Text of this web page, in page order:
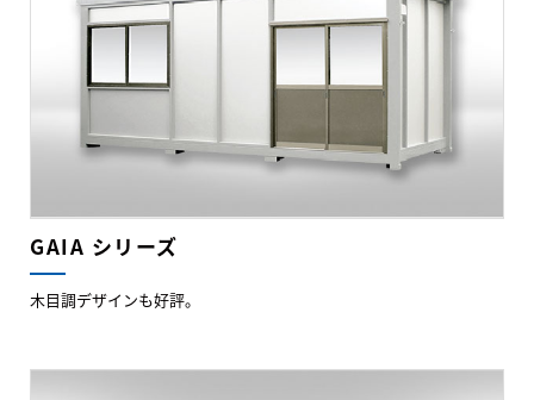
GAIA シリーズ
木目調デザインも好評。